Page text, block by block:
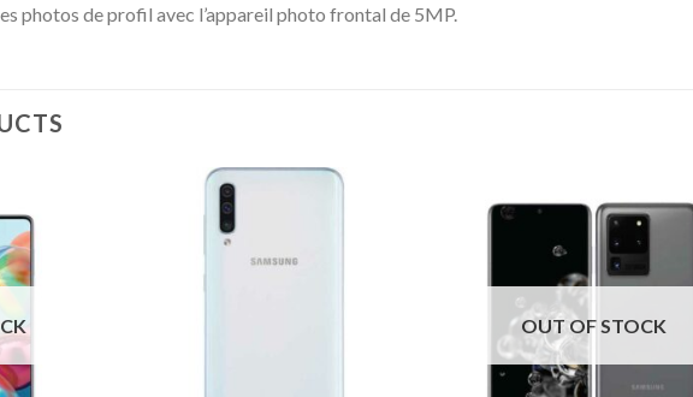
photos de profil avec l’appareil photo frontal de 5MP.
OUT OF STOCK